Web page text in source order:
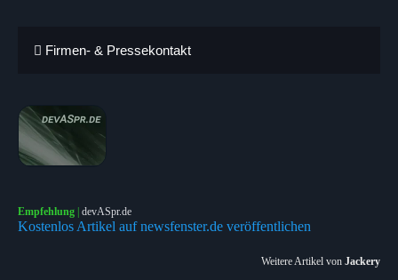
Firmen- & Pressekontakt
Empfehlung | devASpr.de
Kostenlos Artikel auf newsfenster.de veröffentlichen
Weitere Artikel von Jackery